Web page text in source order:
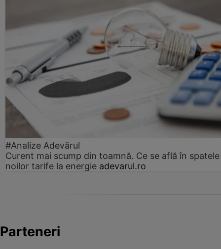
#Analize Adevărul
Curent mai scump din toamnă. Ce se află în spatele
noilor tarife la energie adevarul.ro
Parteneri